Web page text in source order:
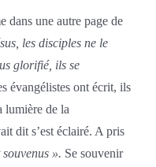
dans une autre page de
les disciples ne le
glorifié, ils se
évangélistes ont écrit, ils
lumière de la
dit s’est éclairé. A pris
souvenus ». Se souvenir